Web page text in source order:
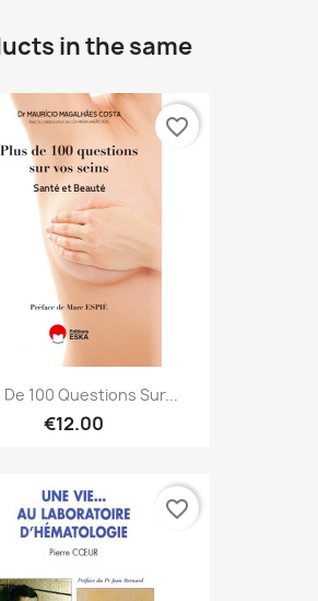
in the same
De 100 Questions Sur...
€12.00
favorite_border
favorite_border